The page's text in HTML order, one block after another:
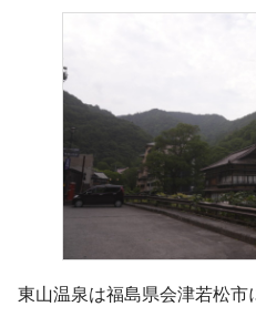
東山温泉は福島県会津若松